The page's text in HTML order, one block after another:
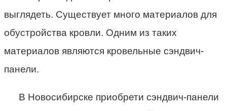
выглядеть. Существует много материалов для
обустройства кровли. Одним из таких
материалов являются кровельные сэндвич-
панели.
В Новосибирске приобрети сэндвич-панели